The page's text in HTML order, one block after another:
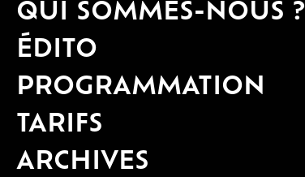
QUI SOMMES-NOUS ?
ÉDITO
PROGRAMMATION
TARIFS
ARCHIVES